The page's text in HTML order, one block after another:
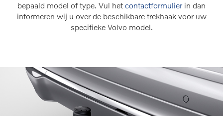
bepaald model of type. Vul het contactformulierin dan
informeren wij u over de beschikbare trekhaak voor uw
specifieke Volvo model.